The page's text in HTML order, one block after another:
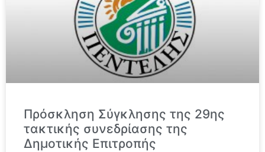
Πρόσκληση Σύγκλησης της 29ης
τακτικής συνεδρίασης της
Δημοτικής Επιτροπής